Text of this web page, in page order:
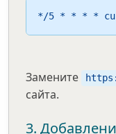
*/5 * * * * curl
Замените
сайта.
3.